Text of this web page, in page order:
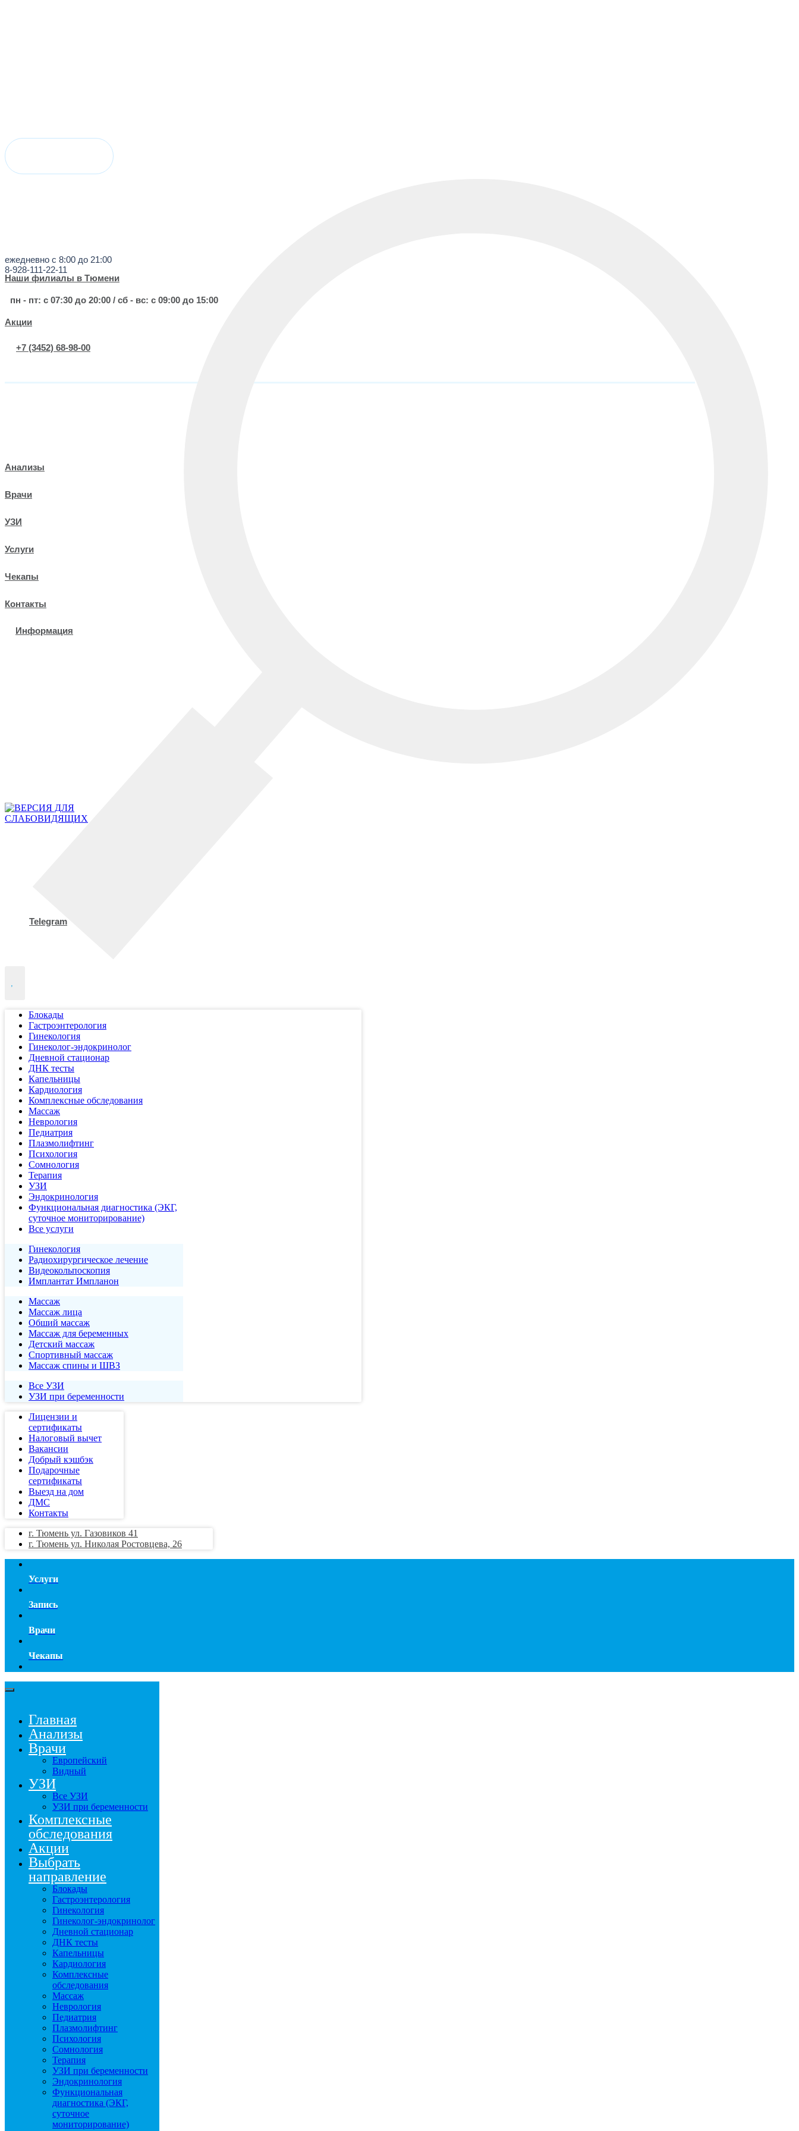
Наши филиалы в Тюмени
пн - пт: с 07:30 до 20:00 / сб - вс: с 09:00 до 15:00
Акции
+7 (3452) 68-98-00
Анализы
Врачи
УЗИ
Услуги
Чекапы
Контакты
Информация
Telegram
,
Блокады
Гастроэнтерология
Гинекология
Гинеколог-эндокринолог
Дневной стационар
ДНК тесты
Капельницы
Кардиология
Комплексные обследования
Массаж
Неврология
Педиатрия
Плазмолифтинг
Психология
Сомнология
Терапия
УЗИ
Эндокринология
Функциональная диагностика (ЭКГ,
суточное мониторирование)
Все услуги
Гинекология
Радиохирургическое лечение
Видеокольпоскопия
Имплантат Импланон
Массаж
Массаж лица
Обший массаж
Массаж для беременных
Детский массаж
Спортивный массаж
Массаж спины и ШВЗ
Все УЗИ
УЗИ при беременности
Лицензии и
сертификаты
Налоговый вычет
Вакансии
Добрый кэшбэк
Подарочные
сертификаты
Выезд на дом
ДМС
Контакты
г. Тюмень ул. Газовиков 41
г. Тюмень ул. Николая Ростовцева, 26
ежедневно с 8:00 до 21:00
8-928-111-22-11
УЗИ
Чекапы
Услуги
Информация
Услуги
Запись
Врачи
Чекапы
Главная
Анализы
Врачи
Европейский
Видный
УЗИ
Все УЗИ
УЗИ при беременности
Комплексные
обследования
Акции
Выбрать
направление
Блокады
Гастроэнтерология
Гинекология
Гинеколог-эндокринолог
Дневной стационар
ДНК тесты
Капельницы
Кардиология
Комплексные
обследования
Массаж
Неврология
Педиатрия
Плазмолифтинг
Психология
Сомнология
Терапия
УЗИ при беременности
Эндокринология
Функциональная
диагностика (ЭКГ,
суточное
мониторирование)